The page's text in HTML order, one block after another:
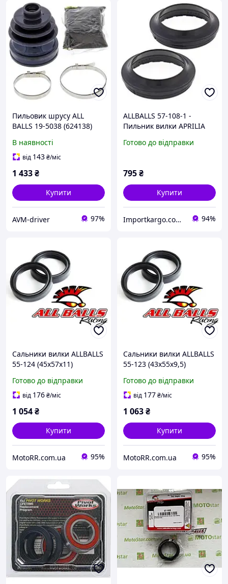
Пильовик шрусу ALL
BALLS 19-5038 (624138)
В наявності
від 143₴/міс
1 433₴
Купити
AVM-driver 97%
ALLBALLS 57-108-1 -
Пильник вилки APRILIA
XB12R, XB12S, XB9R, XB9S;
Готово до відправки
795₴
Купити
Importkargo.сom.ua 94%
Сальники вилки ALLBALLS
55-124 (45x57x11)
Готово до відправки
від 176₴/міс
1 054₴
Купити
MotoRR.com.ua 95%
Сальники вилки ALLBALLS
55-123 (43х55х9,5)
Готово до відправки
від 177₴/міс
1 063₴
Купити
MotoRR.com.ua 95%